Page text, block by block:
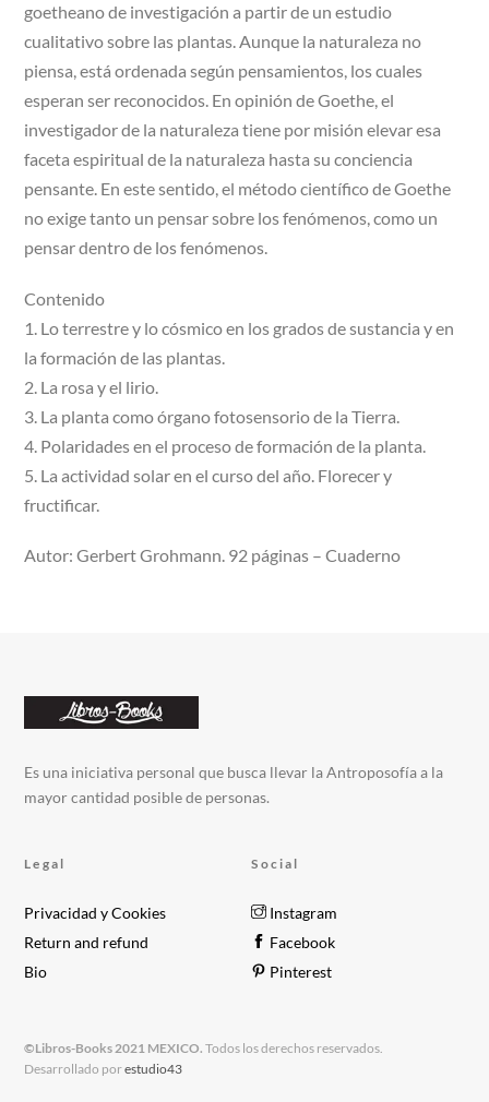
goetheano de investigación a partir de un estudio
cualitativo sobre las plantas. Aunque la naturaleza no
piensa, está ordenada según pensamientos, los cuales
esperan ser reconocidos. En opinión de Goethe, el
investigador de la naturaleza tiene por misión elevar esa
faceta espiritual de la naturaleza hasta su conciencia
pensante. En este sentido, el método científico de Goethe
no exige tanto un pensar sobre los fenómenos, como un
pensar dentro de los fenómenos.
Contenido
1. Lo terrestre y lo cósmico en los grados de sustancia y en
la formación de las plantas.
2. La rosa y el lirio.
3. La planta como órgano fotosensorio de la Tierra.
4. Polaridades en el proceso de formación de la planta.
5. La actividad solar en el curso del año. Florecer y
fructificar.
Autor: Gerbert Grohmann. 92 páginas – Cuaderno
Es una iniciativa personal que busca llevar la Antroposofía a la
mayor cantidad posible de personas.
Legal
Privacidad y Cookies
Return and refund
Bio
Social
Instagram
Facebook
Pinterest
©Libros-Books 2021 MEXICO.Todos los derechos reservados.
Desarrollado porestudio43